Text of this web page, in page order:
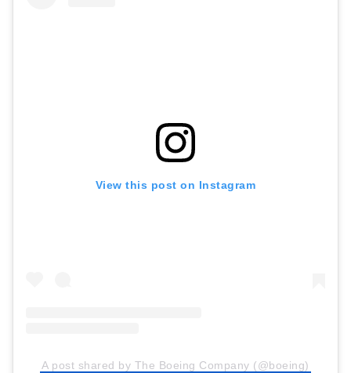
View this post on Instagram
A post shared by The Boeing Company (@boeing)